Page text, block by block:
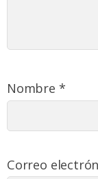
Nombre *
Correo